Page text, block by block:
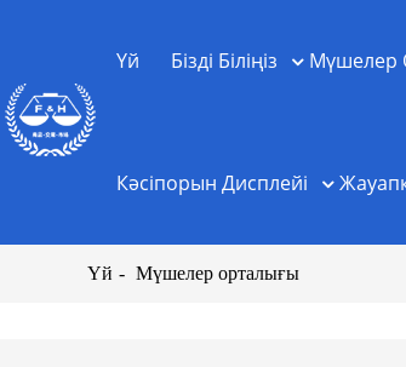
Үй Бізді Біліңіз Мүшелер
Кәсіпорын Дисплейі
Үй Мүшелер орталығы